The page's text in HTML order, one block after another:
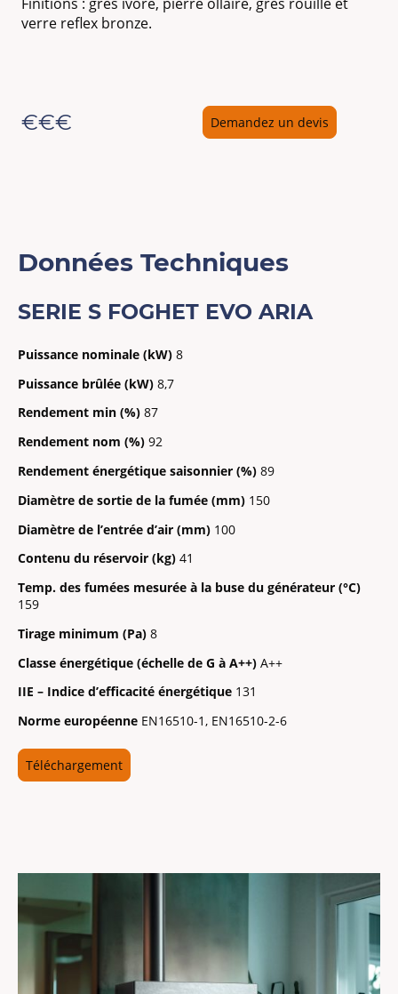
verre reflex bronze.
€€€ Demandez un devis
Données Techniques
SERIE S FOGHET EVO ARIA
Puissance nominale (kW) 8
Puissance brûlée (kW) 8,7
Rendement min (%) 87
Rendement nom (%) 92
Rendement énergétique saisonnier (%) 89
Diamètre de sortie de la fumée (mm) 150
Diamètre de l’entrée d’air (mm) 100
Contenu du réservoir (kg) 41
Temp. des fumées mesurée à la buse du générateur (°C)
159
Tirage minimum (Pa) 8
Classe énergétique (échelle de G à A++) A++
IIE – Indice d’efficacité énergétique 131
Norme européenne EN16510-1, EN16510-2-6
Téléchargement